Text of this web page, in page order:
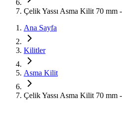
Çelik Yassı Asma Kilit 70 mm
Ana Sayfa
Kilitler
Asma Kilit
Çelik Yassı Asma Kilit 70 mm